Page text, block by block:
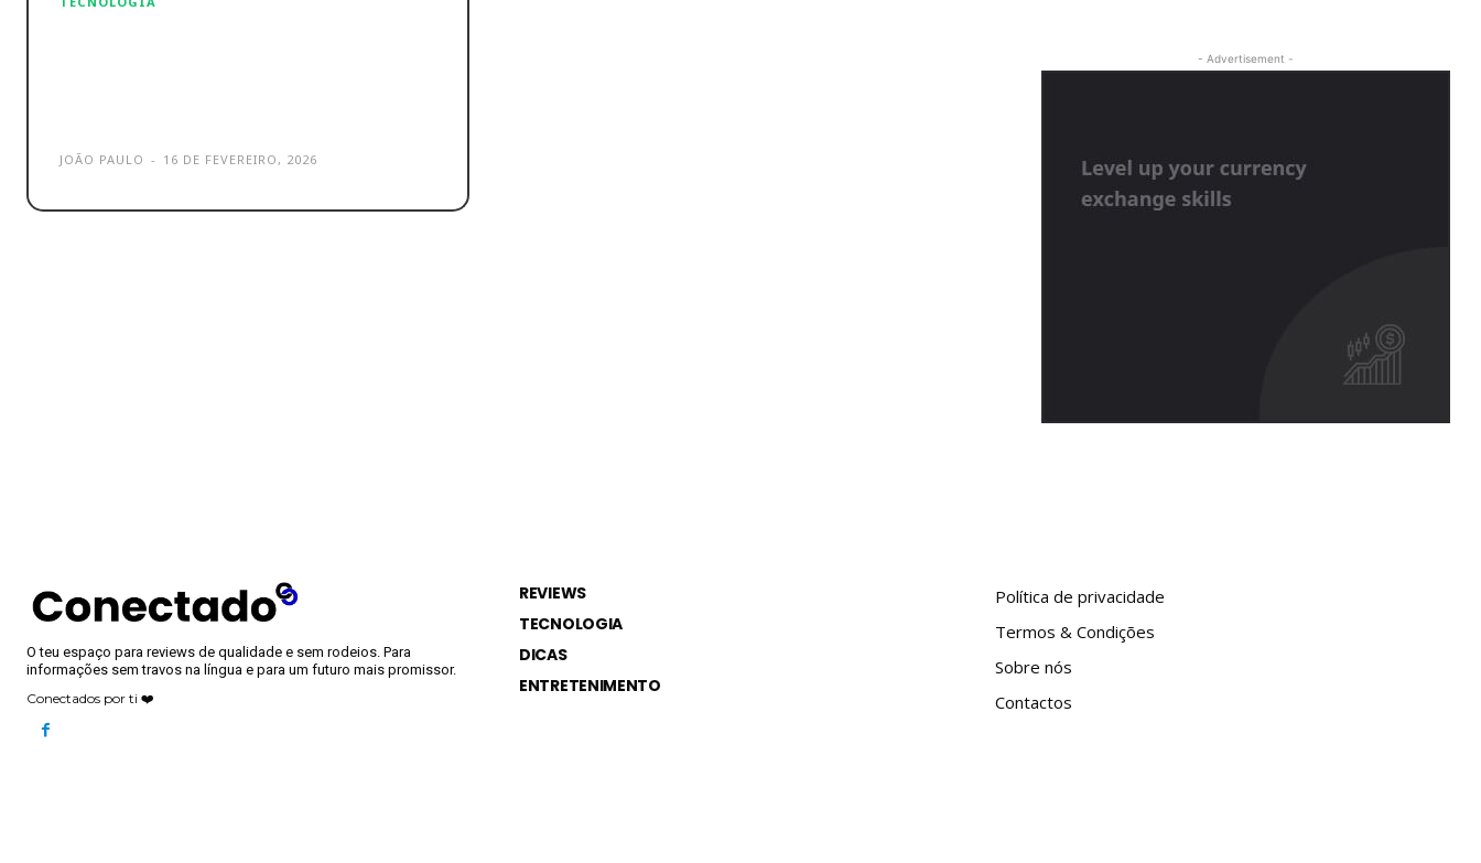
JOÃO PAULO - 16 DE FEVEREIRO, 2026
- Advertisement -
O teu espaço para reviews de qualidade e sem rodeios. Para
informações sem travos na língua e para um futuro mais promissor.
Conectados por ti ❤️
REVIEWS
TECNOLOGIA
DICAS
ENTRETENIMENTO
Política de privacidade
Termos & Condições
Sobre nós
Contactos